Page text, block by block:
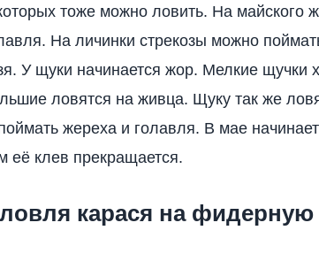
тоже можно ловить. На майского
На личинки стрекозы можно
У щуки начинается жор. Мелкие щучки
ловятся на живца. Щуку так же
жереха и голавля. В мае
её клев прекращается.
карася на фидерную